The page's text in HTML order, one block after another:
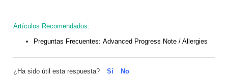
Artículos Recomendados:
Preguntas Frecuentes: Advanced Progress Note / Allergies
¿Ha sido útil esta respuesta? Sí No